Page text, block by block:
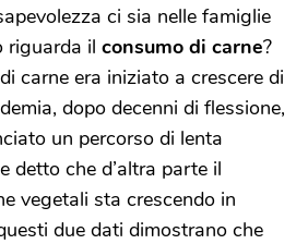
ci sia nelle famiglie
riguarda il consumo di carne?
carne era iniziato a crescere di
dopo decenni di flessione,
un percorso di lenta
detto che d’altra parte il
vegetali sta crescendo in
due dati dimostrano che